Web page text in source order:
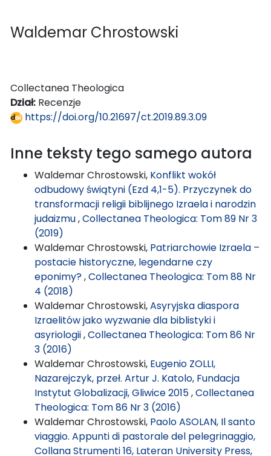
Waldemar Chrostowski
Collectanea Theologica
Dział: Recenzje
https://doi.org/10.21697/ct.2019.89.3.09
Inne teksty tego samego autora
Waldemar Chrostowski, Konflikt wokół
odbudowy świątyni (Ezd 4,1-5). Przyczynek do
transformacji religii biblijnego Izraela i narodzin
judaizmu,Collectanea Theologica: Tom 89 Nr 3
(2019)
Waldemar Chrostowski, Patriarchowie Izraela –
postacie historyczne, legendarne czy
eponimy?,Collectanea Theologica: Tom 88 Nr
4 (2018)
Waldemar Chrostowski,Asyryjska diaspora
Izraelitów jako wyzwanie dla biblistyki i
asyriologii,Collectanea Theologica: Tom 86 Nr
3 (2016)
Waldemar Chrostowski, Eugenio ZOLLI,
Nazarejczyk, przeł. Artur J. Katolo, Fundacja
Instytut Globalizacji, Gliwice 2015,Collectanea
Theologica: Tom 86 Nr 3 (2016)
Waldemar Chrostowski, Paolo ASOLAN, Il santo
viaggio. Appunti di pastorale del pelegrinaggio,
Collana Strumenti 16, Lateran University Press,